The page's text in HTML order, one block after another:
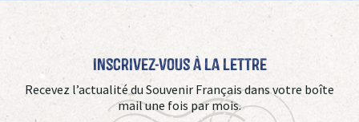
Inscrivez-vous à La Lettre
Recevez l’actualité du Souvenir Français dans votre boîte
mail une fois par mois.